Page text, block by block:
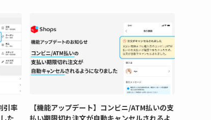
引率
た
【機能アップデート】コンビニ/ATM払いの支
払い期限切れ注文が自動キャンセルされるよ